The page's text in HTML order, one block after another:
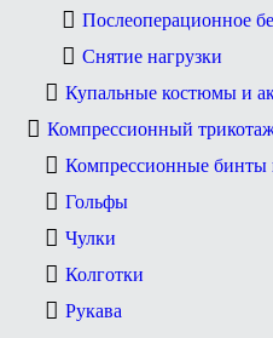
Послеоперационное
Снятие нагрузки
Купальные костюмы и
Компрессионный
Компрессионные бинты
Гольфы
Чулки
Колготки
Рукава